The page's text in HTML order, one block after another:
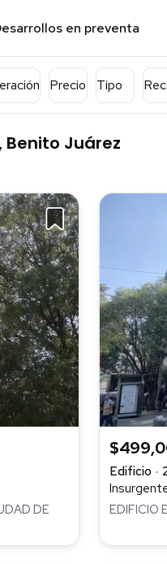
en preventa
Precio Tipo
Benito Juárez
DE
Edificio
EDIFICIO